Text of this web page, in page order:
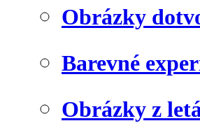
Obrázky
Barevné
Obrázky z